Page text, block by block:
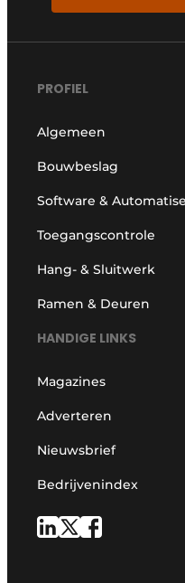
PROFIEL
Algemeen
Bouwbeslag
Software &
Toegangscontrole
Hang- & Sluitwerk
Ramen & Deuren
HANDIGE LINKS
Magazines
Adverteren
Nieuwsbrief
Bedrijvenindex